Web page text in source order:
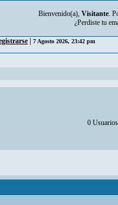
Bienvenido(a), Visitante.
¿Perdiste tu
7 Agosto 2026, 23:42 pm
0